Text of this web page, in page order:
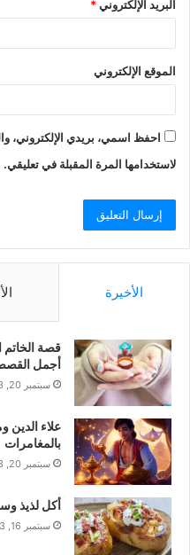
البريد الإلكتروني*
الموقع الإلكتروني
احفظ اسمي، بريدي الإلكتروني،
لاستخدامها المرة المقبلة في تعليقي.
الأخيرة
قصة
أجمل
سبتمبر 20, 2023
علاء
بالمغامرات
سبتمبر 20, 2023
أكل لذيذ
سبتمبر 16, 2023